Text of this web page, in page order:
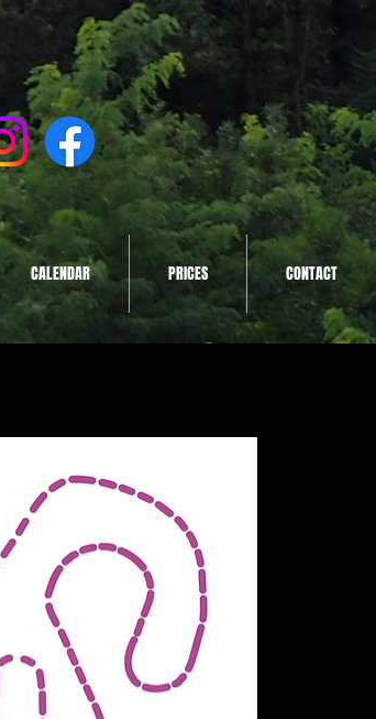
CALENDAR PRICES CONTACT